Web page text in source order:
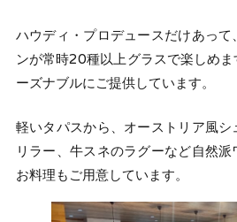
ハウディ・プロデュースだけあって
ンが常時20種以上グラスで楽しめま
ーズナブルにご提供しています。
軽いタパスから、オーストリア風
リラー、牛スネのラグーなど自然
お料理もご用意しています。